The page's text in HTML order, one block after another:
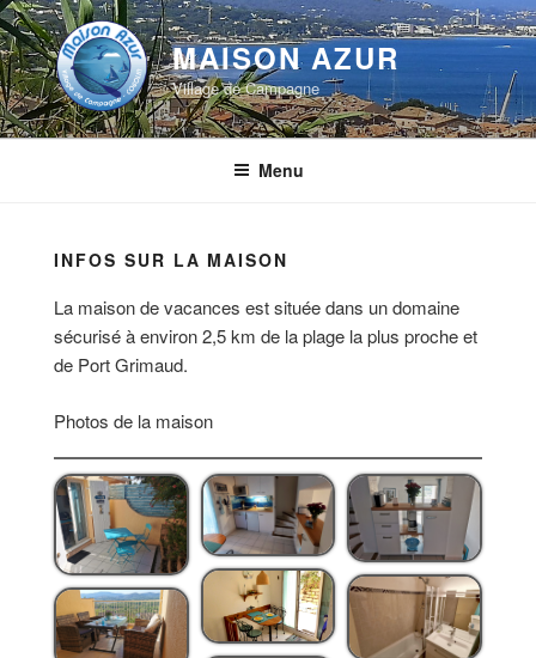
Aller
au
contenu
principal
MAISON AZUR
Village de Campagne
Menu
INFOS SUR LA MAISON
La maison de vacances est située dans un domaine
sécurisé à environ 2,5 km de la plage la plus proche et
de Port Grimaud.
Photos de la maison